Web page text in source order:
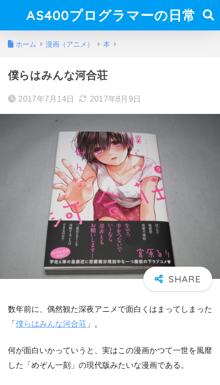
AS400プログラマーの日常
ホーム 漫画（アニメ） 本
僕らはみんな河合荘
2017年7月14日 2017年8月9日
数年前に、偶然観た深夜アニメで面白くはまってしまった
「 僕らはみんな河合荘 」。
何が面白いかっていうと、実はこの漫画かつて一世を風靡
した「めぞん一刻」の現代版みたいな漫画である。